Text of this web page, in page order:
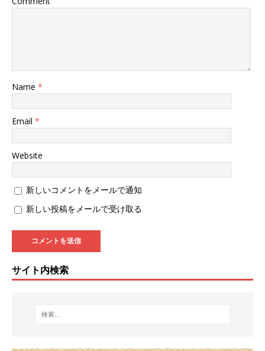
Name *
Email *
Website
新しいコメントをメールで通知
新しい投稿をメールで受け取る
サイト内検索